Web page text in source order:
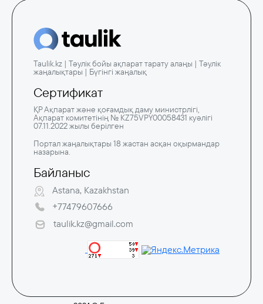
Taulik.kz | Тәулік бойы ақпарат тарату алаңы | Тәулік
жаңалықтары | Бүгінгі жаңалық
Сертификат
ҚР Ақпарат және қоғамдық даму министрлігі,
Ақпарат комитетінің № KZ75VPY00058431 куәлігі
07.11.2022 жылы берілген
Портал жаңалықтары 18 жастан асқан оқырмандар
назарына.
Байланыс
Astana, Kazakhstan
+77479607666
taulik.kz@gmail.com